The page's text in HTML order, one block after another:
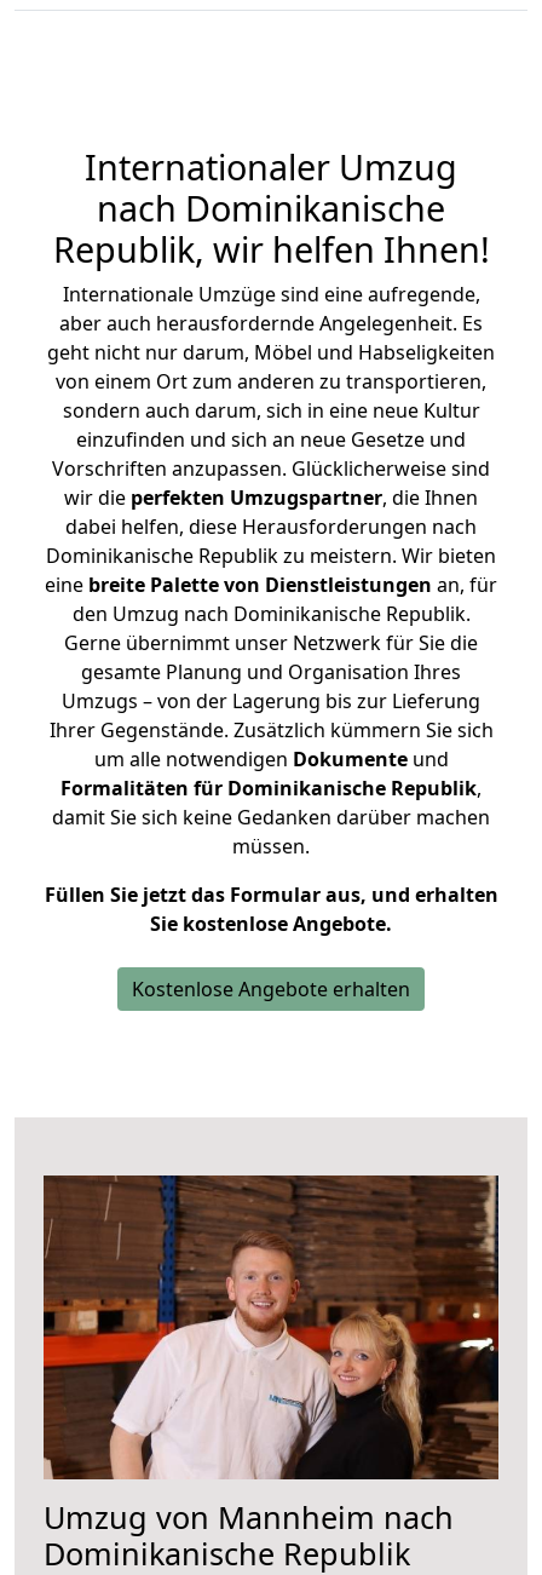
Internationaler Umzug
nach Dominikanische
Republik, wir helfen Ihnen!
Internationale Umzüge sind eine aufregende,
aber auch herausfordernde Angelegenheit. Es
geht nicht nur darum, Möbel und Habseligkeiten
von einem Ort zum anderen zu transportieren,
sondern auch darum, sich in eine neue Kultur
einzufinden und sich an neue Gesetze und
Vorschriften anzupassen. Glücklicherweise sind
wir die perfekten Umzugspartner, die Ihnen
dabei helfen, diese Herausforderungen nach
Dominikanische Republik zu meistern. Wir bieten
eine breite Palette von Dienstleistungen an, für
den Umzug nach Dominikanische Republik.
Gerne übernimmt unser Netzwerk für Sie die
gesamte Planung und Organisation Ihres
Umzugs – von der Lagerung bis zur Lieferung
Ihrer Gegenstände. Zusätzlich kümmern Sie sich
um alle notwendigen Dokumenteund
Formalitäten für Dominikanische Republik,
damit Sie sich keine Gedanken darüber machen
müssen.
Füllen Sie jetzt das Formular aus, und erhalten
Sie kostenlose Angebote.
Kostenlose Angebote erhalten
Umzug von Mannheim nach
Dominikanische Republik